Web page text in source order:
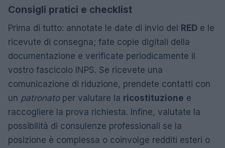
Consigli pratici e checklist
Prima di tutto: annotate le date di invio del RED e le
ricevute di consegna; fate copie digitali della
documentazione e verificate periodicamente il
vostro fascicolo INPS. Se ricevete una
comunicazione di riduzione, prendete contatti con
un patronatoper valutare la ricostituzione e
raccogliere la prova richiesta. Infine, valutate la
possibilità di consulenze professionali se la
posizione è complessa o coinvolge redditi esteri o